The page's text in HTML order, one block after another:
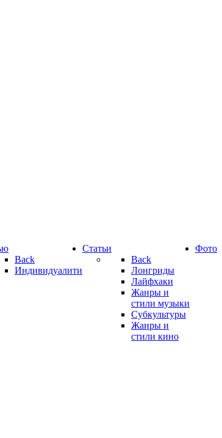
Фото
Back
Индивидуалити
Статьи
Back
Лонгриды
Лайфхаки
Жанры и
стили музыки
Субкультуры
Жанры и
стили кино